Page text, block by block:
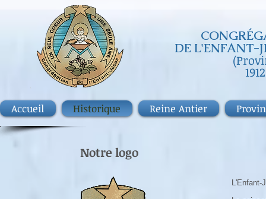
DE L'ENFANT-
Accueil Historique Reine Antier
Notre logo
L'Enfant-